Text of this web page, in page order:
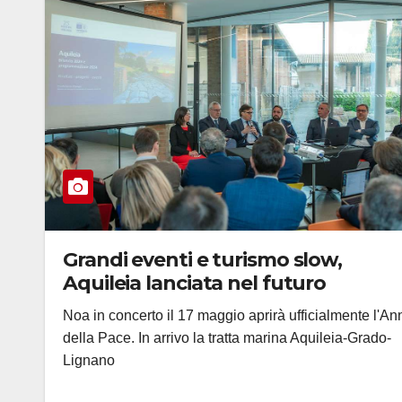
Grandi eventi e turismo slow,
Aquileia lanciata nel futuro
Noa in concerto il 17 maggio aprirà ufficialmente
della Pace. In arrivo la tratta marina Aquileia-Grado-
Lignano